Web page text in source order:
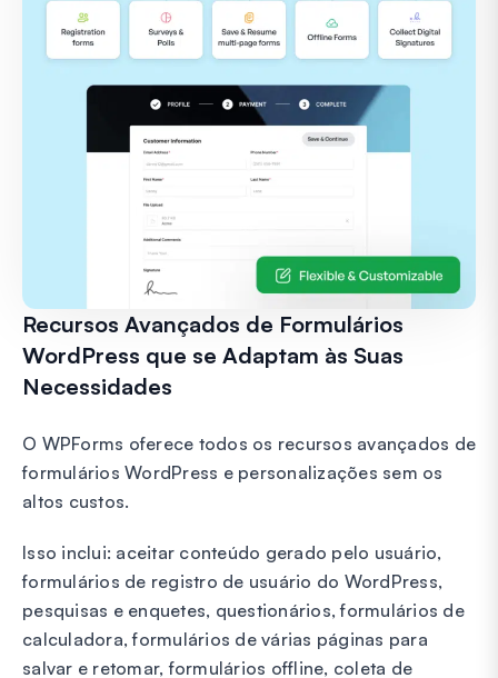
Recursos Avançados de Formulários
WordPress que se Adaptam às Suas
Necessidades
O WPForms oferece todos os recursos avançados de
formulários WordPress e personalizações sem os
altos custos.
Isso inclui: aceitar conteúdo gerado pelo usuário,
formulários de registro de usuário do WordPress,
pesquisas e enquetes, questionários, formulários de
calculadora, formulários de várias páginas para
salvar e retomar, formulários offline, coleta de